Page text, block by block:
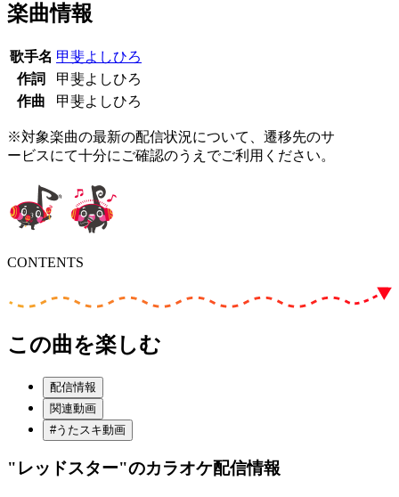
楽曲情報
歌手名 甲斐よしひろ
作詞
甲斐よしひろ
作曲
甲斐よしひろ
※対象楽曲の最新の配信状況について、遷移先のサ
ービスにて十分にご確認のうえでご利用ください。
CONTENTS
この曲を楽しむ
配信情報
関連動画
#うたスキ動画
"レッドスター"のカラオケ配信情報